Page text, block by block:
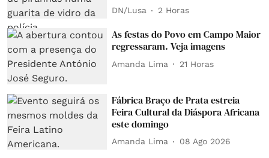
DN/Lusa 2 Horas
As festas do Povo em Campo Maior
regressaram. Veja imagens
Amanda Lima 21 Horas
Fábrica Braço de Prata estreia
Feira Cultural da Diáspora Africana
este domingo
Amanda Lima 08 Ago 2026